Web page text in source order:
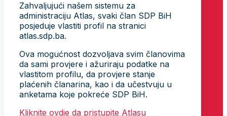
Zahvaljujući našem sistemu za
administraciju Atlas, svaki član SDP BiH
posjeduje vlastiti profil na stranici
atlas.sdp.ba.
Ova mogućnost dozvoljava svim članovima
da sami provjere i ažuriraju podatke na
vlastitom profilu, da provjere stanje
plaćenih članarina, kao i da učestvuju u
anketama koje pokreće SDP BiH.
Kliknite ovdje da pristupite Atlasu